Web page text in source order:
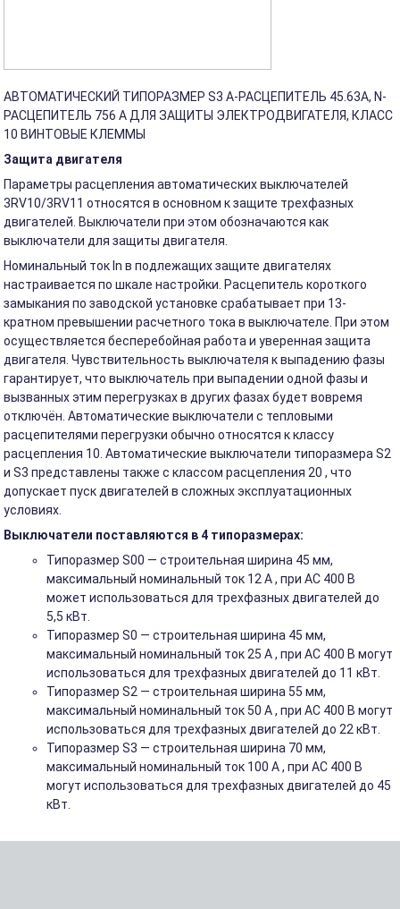
АВТОМАТИЧЕСКИЙ ТИПОРАЗМЕР S3 A-РАСЦЕПИТЕЛЬ 45.63A, N-
РАСЦЕПИТЕЛЬ 756 A ДЛЯ ЗАЩИТЫ ЭЛЕКТРОДВИГАТЕЛЯ, КЛАСС
10 ВИНТОВЫЕ КЛЕММЫ
Защита двигателя
Параметры расцепления автоматических выключателей
3RV10/3RV11 относятся в основном к защите трехфазных
двигателей. Выключатели при этом обозначаются как
выключатели для защиты двигателя.
Номинальный ток In в подлежащих защите двигателях
настраивается по шкале настройки. Расцепитель короткого
замыкания по заводской установке срабатывает при 13-
кратном превышении расчетного тока в выключателе. При этом
осуществляется бесперебойная работа и уверенная защита
двигателя. Чувствительность выключателя к выпадению фазы
гарантирует, что выключатель при выпадении одной фазы и
вызванных этим перегрузках в других фазах будет вовремя
отключён. Автоматические выключатели с тепловыми
расцепителями перегрузки обычно относятся к классу
расцепления 10. Автоматические выключатели типоразмера S2
и S3 представлены также с классом расцепления 20 , что
допускает пуск двигателей в сложных эксплуатационных
условиях.
Выключатели поставляются в 4 типоразмерах:
Типоразмер S00 — строительная ширина 45 мм,
максимальный номинальный ток 12 A , при AC 400 В
может использоваться для трехфазных двигателей до
5,5 кВт.
Типоразмер S0 — строительная ширина 45 мм,
максимальный номинальный ток 25 A , при AC 400 В могут
использоваться для трехфазных двигателей до 11 кВт.
Типоразмер S2 — строительная ширина 55 мм,
максимальный номинальный ток 50 A , при AC 400 В могут
использоваться для трехфазных двигателей до 22 кВт.
Типоразмер S3 — строительная ширина 70 мм,
максимальный номинальный ток 100 A , при AC 400 В
могут использоваться для трехфазных двигателей до 45
кВт.